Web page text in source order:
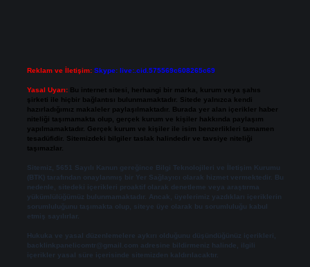
Reklam ve İletişim: Skype: live:.cid.575569c608265c69
Yasal Uyarı: Bu internet sitesi, herhangi bir marka, kurum veya şahıs
şirketi ile hiçbir bağlantısı bulunmamaktadır. Sitede yalnızca kendi
hazırladığımız makaleler paylaşılmaktadır. Burada yer alan içerikler haber
niteliği taşımamakta olup, gerçek kurum ve kişiler hakkında paylaşım
yapılmamaktadır. Gerçek kurum ve kişiler ile isim benzerlikleri tamamen
tesadüfidir. Sitemizdeki bilgiler taslak halindedir ve tavsiye niteliği
taşımazlar.
Sitemiz, 5651 Sayılı Kanun gereğince Bilgi Teknolojileri ve İletişim Kurumu
(BTK) tarafından onaylanmış bir Yer Sağlayıcı olarak hizmet vermektedir. Bu
nedenle, sitedeki içerikleri proaktif olarak denetleme veya araştırma
yükümlülüğümüz bulunmamaktadır. Ancak, üyelerimiz yazdıkları içeriklerin
sorumluluğunu taşımakta olup, siteye üye olarak bu sorumluluğu kabul
etmiş sayılırlar.
Hukuka ve yasal düzenlemelere aykırı olduğunu düşündüğünüz içerikleri,
backlinkpanelicomtr@gmail.com adresine bildirmeniz halinde, ilgili
içerikler yasal süre içerisinde sitemizden kaldırılacaktır.